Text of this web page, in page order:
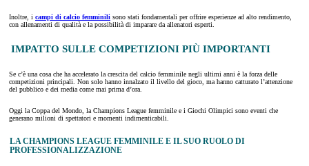
Inoltre, i campi di calcio femminili sono stati fondamentali per offrire esperienze ad alto rendimento,
con allenamenti di qualità e la possibilità di imparare da allenatori esperti.
IMPATTO SULLE COMPETIZIONI PIÙ IMPORTANTI
Se c’è una cosa che ha accelerato la crescita del calcio femminile negli ultimi anni è la forza delle
competizioni principali. Non solo hanno innalzato il livello del gioco, ma hanno catturato l’attenzione
del pubblico e dei media come mai prima d’ora.
Oggi la Coppa del Mondo, la Champions League femminile e i Giochi Olimpici sono eventi che
generano milioni di spettatori e momenti indimenticabili.
LA CHAMPIONS LEAGUE FEMMINILE E IL SUO RUOLO DI
PROFESSIONALIZZAZIONE